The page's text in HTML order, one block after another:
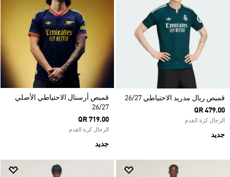
قميص ريال مدريد الاحتياطي 26/27
QR 479.00
الرجال كرة القدم
جديد
قميص أرسنال الاحتياطي الأصلي
26/27
QR 719.00
الرجال كرة القدم
جديد